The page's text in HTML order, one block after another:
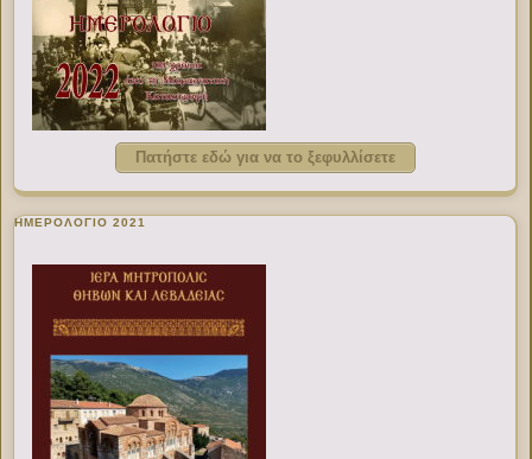
Πατήστε εδώ για να το ξεφυλλίσετε
ΗΜΕΡΟΛΟΓΙΟ 2021